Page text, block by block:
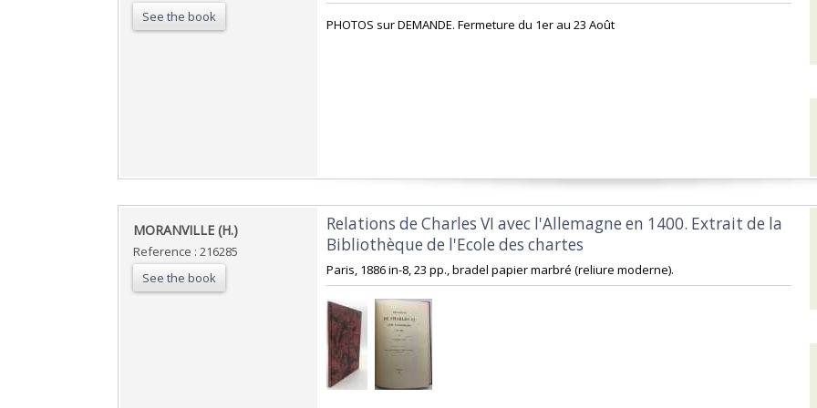
See the book ‎PHOTOS sur DEMANDE. Fermeture du 1er au 23 Août‎
‎MORANVILLE (H.)‎
Reference : 216285
See the book
‎Relations de Charles VI avec l'Allemagne en 1400. Extrait de la
Bibliothèque de l'Ecole des chartes‎
‎Paris, 1886 in-8, 23 pp., bradel papier marbré (reliure moderne). ‎